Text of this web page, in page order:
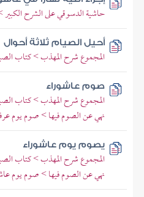
حاشية الدسوقي على الشرح
أحيل الصيام ثلاثة أحوال
المجموع شرح المهذب > كتاب
صوم عاشوراء
المجموع شرح المهذب > كتاب
نهي عن الصوم فيها > صوم يوم
يصوم يوم عاشوراء
المجموع شرح المهذب > كتاب
نهي عن الصوم فيها > صوم يوم